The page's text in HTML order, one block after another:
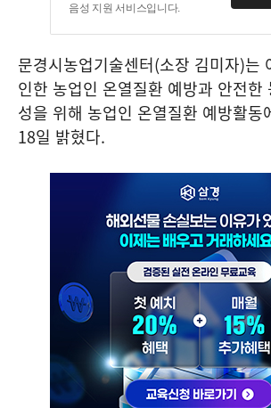
음성 지원 서비스입니다.
문경시농업기술센터(소장 김미자)는
인한 농업인 온열질환 예방과 안전한
성을 위해 농업인 온열질환 예방활동
18일 밝혔다.